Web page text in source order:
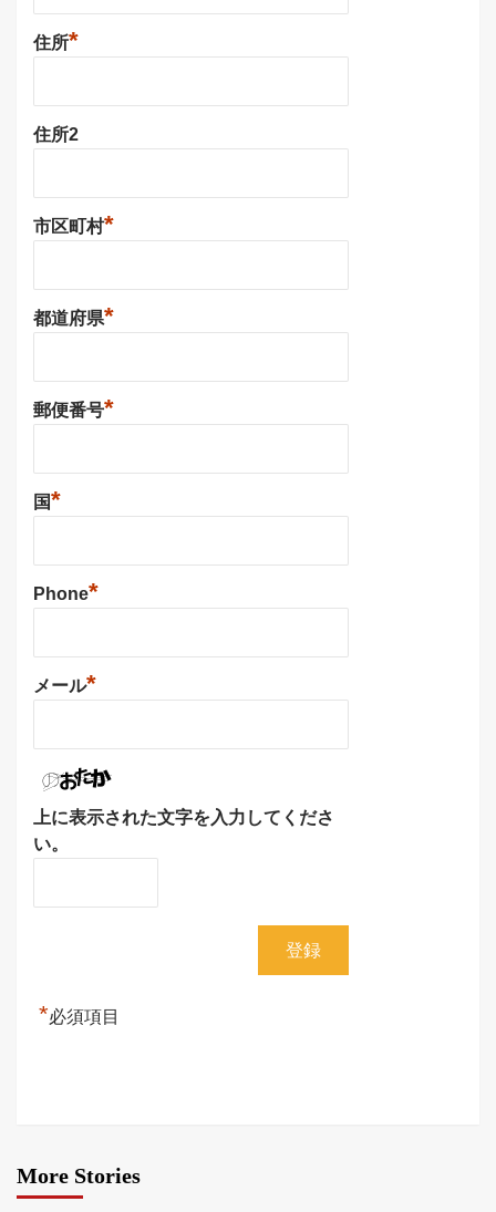
住所*
住所2
市区町村*
都道府県*
郵便番号*
国*
Phone*
メール*
上に表示された文字を入力してくださ
い。
*必須項目
More Stories